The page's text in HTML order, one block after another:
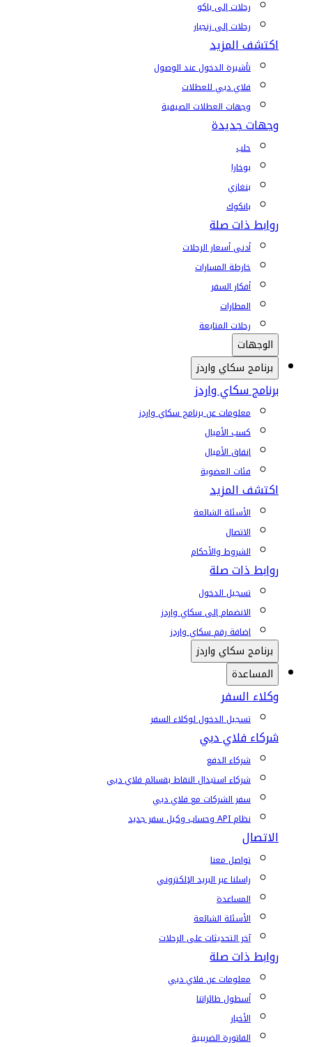
رحلات إلى باكو
رحلات إلى زنجبار
اكتشف المزيد
تأشيرة الدخول عند الوصول
فلاي دبي للعطلات
وجهات العطلات الصيفية
وجهات جديدة
حلب
بوخارا
بنغازي
بانكوك
روابط ذات صلة
أدنى أسعار الرحلات
خارطة المسارات
أفكار السفر
المطارات
رحلات المتابعة
الوجهات
برنامج سكاي واردز
برنامج سكاي واردز
معلومات عن برنامج سكاي واردز
كسب الأميال
إنفاق الأميال
فئات العضوية
اكتشف المزيد
الأسئلة الشائعة
الاتصال
الشروط والأحكام
روابط ذات صلة
تسجيل الدخول
الانضمام إلى سكاي واردز
إضافة رقم سكاي واردز
برنامج سكاي واردز
المساعدة
وكلاء السفر
تسجيل الدخول لوكلاء السفر
شركاء فلاي دبي
شركاء الدفع
شركاء استبدال النقاط بقسائم فلاي دبي
سفر الشركات مع فلاي دبي
نظام API وحساب وكيل سفر جديد
الاتصال
تواصل معنا
راسلنا عبر البريد الإلكتروني
المساعدة
الأسئلة الشائعة
آخر التحديثات على الرحلات
روابط ذات صلة
معلومات عن فلاي دبي
أسطول طائراتنا
الأخبار
الفاتورة الضريبية